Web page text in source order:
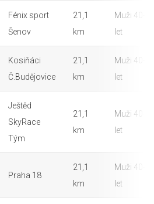
Fénix sport
Šenov
21,1
km
Muži 40-49
let
Kosiňáci
Č.Budějovice
21,1
km
Muži 40-49
let
Ještěd
SkyRace
Tým
21,1
km
Muži 40-49
let
Praha 18
21,1
km
Muži 40-49
let